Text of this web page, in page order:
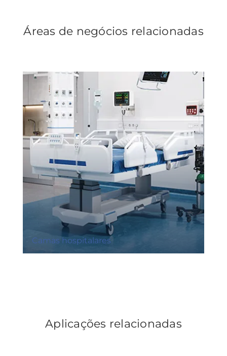
Áreas de negócios relacionadas
Camas hospitalares
Aplicações relacionadas